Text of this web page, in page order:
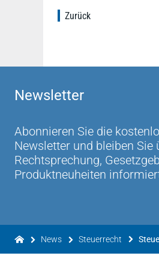
Zurück
Newsletter
Abonnieren Sie die
Newsletter und bleiben Sie
Rechtsprechung,
Produktneuheiten
News Steuerrecht